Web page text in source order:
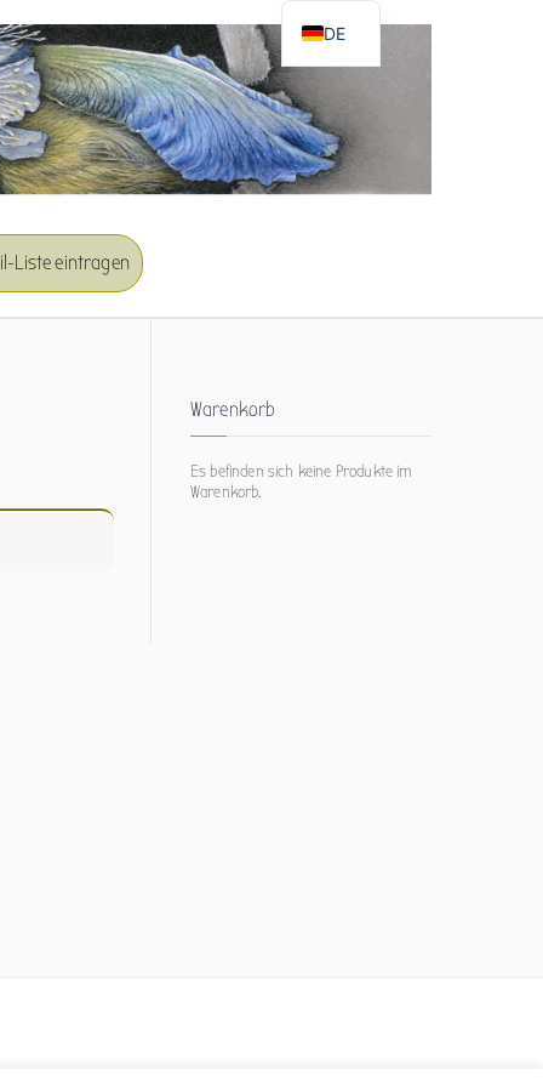
Liste eintragen
Warenkorb
Es befinden sich keine Produkte im
Warenkorb.
DE
EN